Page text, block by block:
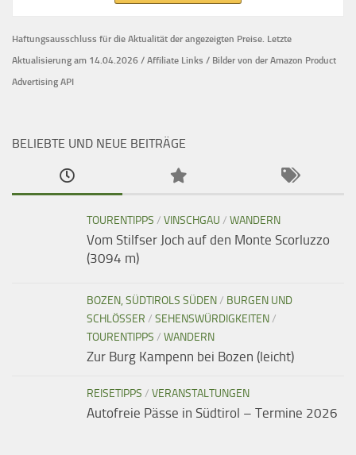
Haftungsausschluss für die Aktualität der angezeigten Preise. Letzte
Aktualisierung am 14.04.2026 / Affiliate Links / Bilder von der Amazon Product
Advertising API
BELIEBTE UND NEUE BEITRÄGE
TOURENTIPPS / VINSCHGAU / WANDERN
Vom Stilfser Joch auf den Monte Scorluzzo
(3094 m)
BOZEN, SÜDTIROLS SÜDEN/ BURGEN UND
SCHLÖSSER / SEHENSWÜRDIGKEITEN/
TOURENTIPPS / WANDERN
Zur Burg Kampenn bei Bozen (leicht)
REISETIPPS / VERANSTALTUNGEN
Autofreie Pässe in Südtirol – Termine 2026